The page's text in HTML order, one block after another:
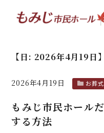
【日: 2026年4月19日】
2026年4月19日 お葬
もみじ市民ホール
する方法